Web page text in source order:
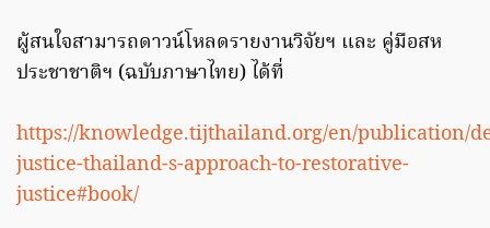
ผู้สนใจสามารถดาวน์โหลดรายงานวิจัยฯ และ คู่มือสห
ประชาชาติฯ (ฉบับภาษาไทย) ได้ที่
https://knowledge.tijthailand.org/en/publication/
justice-thailand-s-approach-to-restorative-
justice#book/